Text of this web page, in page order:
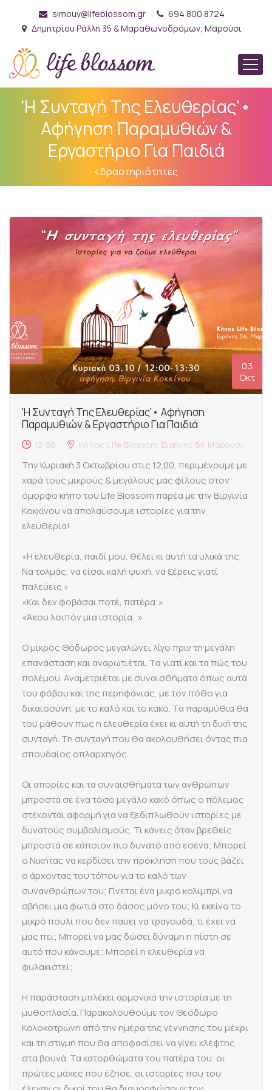
simouv@lifeblossom.gr
694 800 8724
Δημητρίου Ράλλη 35 & Μαραθωνοδρόμων, Μαρούσι
'Η Συνταγή Της Ελευθερίας'•
Αφήγηση Παραμυθιών &
Εργαστήριο Για Παιδιά
δραστηριότητες
'Η Συνταγή Της Ελευθερίας'• Αφήγηση
Παραμυθιών & Εργαστήριο Για Παιδιά
12:00 Κήπος Life Blossom, Ειρήνης 56 Μαρούσι
Την Κυριακή 3 Οκτωβρίου στις 12.00, περιμένουμε με
χαρά τους μικρούς & μεγάλους μας φίλους στον
όμορφο κήπο του Life Blossom παρέα με την Βιργινία
Κοκκίνου να απολαύσουμε ιστορίες για την
ελευθερία!
«Η ελευθερία, παιδί μου, θέλει κι αυτή τα υλικά της.
Να τολμάς, να είσαι καλή ψυχή, να ξέρεις γιατί
παλεύεις.»
«Και δεν φοβάσαι ποτέ, πατέρα;»
«Άκου λοιπόν μια ιστορία…»
Ο μικρός Θόδωρος μεγαλώνει λίγο πριν τη μεγάλη
επανάσταση και αναρωτιέται. Τα γιατί και τα πώς του
πολέμου. Αναμετριέται με συναισθήματα όπως αυτά
του φόβου και της περηφάνιας, με τον πόθο για
δικαιοσύνη, με το καλό και το κακό. Τα παραμύθια θα
του μάθουν πως η ελευθερία έχει κι αυτή τη δική της
συνταγή. Τη συνταγή που θα ακολουθήσει όντας πια
σπουδαίος οπλαρχηγός.
Οι απορίες και τα συναισθήματα των ανθρώπων
μπροστά σε ένα τόσο μεγάλο κακό όπως ο πόλεμος
στέκονται αφορμή για να ξεδιπλωθούν ιστορίες με
δυνατούς συμβολισμούς. Τι κάνεις όταν βρεθείς
μπροστά σε κάποιον πιο δυνατό από εσένα; Μπορεί
ο Νικήτας να κερδίσει την πρόκληση που τους βάζει
ο άρχοντας του τόπου για το καλό των
συνανθρώπων του; Γίνεται ένα μικρό κολιμπρί να
σβήσει μια φωτιά στο δάσος μόνο του; Κι εκείνο το
μικρό πουλί που δεν παύει να τραγουδά, τι έχει να
μας πει; Μπορεί να μας δώσει δύναμη η πίστη σε
αυτό που κάνουμε; Μπορεί η ελευθερία να
φυλακιστεί;
Η παράσταση μπλέκει αρμονικά την ιστορία με τη
μυθοπλασία. Παρακολουθούμε τον Θεόδωρο
Κολοκοτρώνη από την ημέρα της γέννησης του μέχρι
και τη στιγμή που θα αποφασίσει να γίνει κλέφτης
στα βουνά. Τα κατορθώματα του πατέρα του, οι
πρώτες μάχες που έζησε, οι ιστορίες που του
03
Οκτ